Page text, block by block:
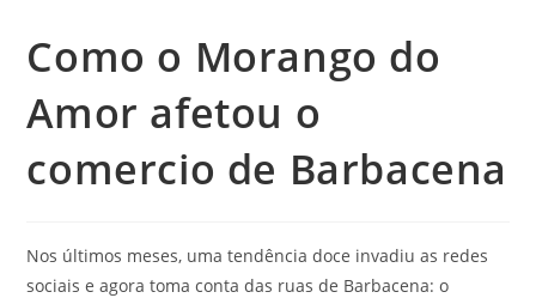
Como o Morango do
Amor afetou o
comercio de Barbacena
Nos últimos meses, uma tendência doce invadiu as redes
sociais e agora toma conta das ruas de Barbacena: o